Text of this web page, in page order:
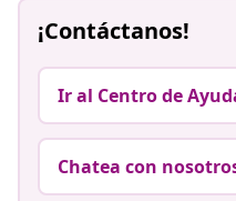
¡Contáctanos!
Ir al Centro de
Chatea con